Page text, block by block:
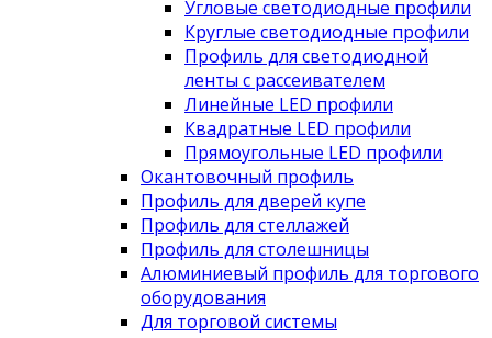
Угловые светодиодные профили
Круглые светодиодные профили
Профиль для светодиодной
ленты с рассеивателем
Линейные LED профили
Квадратные LED профили
Прямоугольные LED профили
Окантовочный профиль
Профиль для дверей купе
Профиль для стеллажей
Профиль для столешницы
Алюминиевый профиль для торгового
оборудования
Для торговой системы